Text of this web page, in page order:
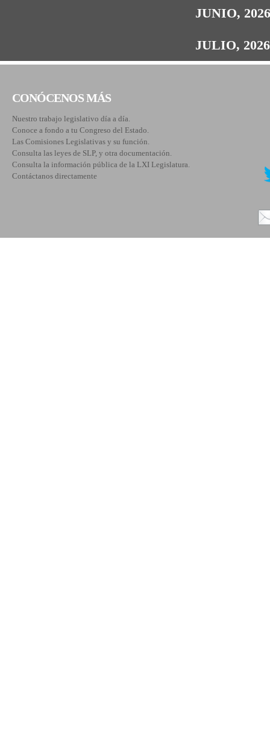
JUNIO, 2026
JULIO, 2026
CONÓCENOS MÁS
Nuestro trabajo legislativo día a día.
Conoce a fondo a tu Congreso del Estado.
Las Comisiones Legislativas y su función.
Consulta las leyes de SLP, y otra documentación.
Consulta la información pública de la LXI Legislatura.
Contáctanos directamente